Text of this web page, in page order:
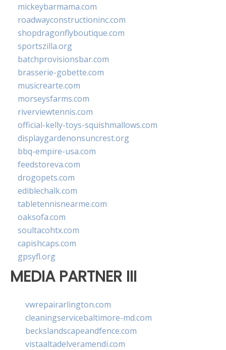
mickeybarmama.com
roadwayconstructioninc.com
shopdragonflyboutique.com
sportszilla.org
batchprovisionsbar.com
brasserie-gobette.com
musicrearte.com
morseysfarms.com
riverviewtennis.com
official-kelly-toys-squishmallows.com
displaygardenonsuncrest.org
bbq-empire-usa.com
feedstoreva.com
drogopets.com
ediblechalk.com
tabletennisnearme.com
oaksofa.com
soultacohtx.com
capishcaps.com
gpsyfl.org
MEDIA PARTNER III
vwrepairarlington.com
cleaningservicebaltimore-md.com
beckslandscapeandfence.com
vistaaltadelveramendi.com